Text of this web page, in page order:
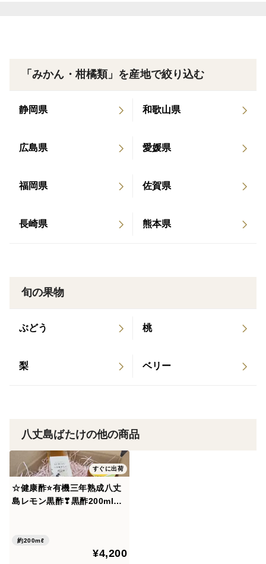
の恵を受け、市販のレモンの2-3倍の大きさです！
どうしても指定希望の方は連絡くださいませ。
＜品種など＞
Ｓ～Ｌサイズ 100～299グラム 3-6個
す。
「みかん・柑橘類」を産地で絞り込む
静岡県 和歌山県
広島県 愛媛県
福岡県 佐賀県
長崎県 熊本県
旬の果物
ぶどう 桃
梨 ベリー
八丈島ばたけの他の商品
すぐに出荷
☆健康酢⭐有機三年熟成八丈
島レモン黒酢❣黒酢200ml&
約200mℓ
¥4,200